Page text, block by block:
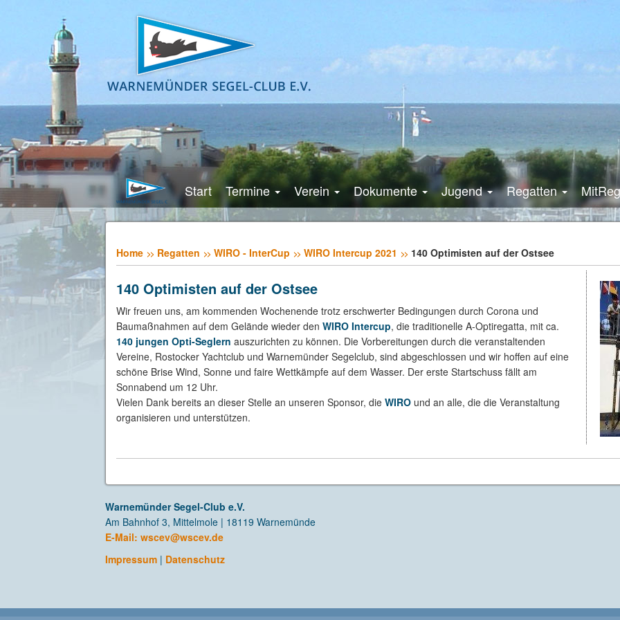
Start Termine Verein Dokumente Jugend Regatten
Home Regatten WIRO - InterCup WIRO Intercup 2021 140 Optimisten auf der Ostsee
140 Optimisten auf der Ostsee
Wir freuen uns, am kommenden Wochenende trotz erschwerter Bedingungen durch Corona und
Baumaßnahmen auf dem Gelände wieder den WIRO Intercup, die traditionelle A-Optiregatta, mit ca.
140 jungen Opti-Seglern auszurichten zu können. Die Vorbereitungen durch die veranstaltenden
Vereine, Rostocker Yachtclub und Warnemünder Segelclub, sind abgeschlossen und wir hoffen auf eine
schöne Brise Wind, Sonne und faire Wettkämpfe auf dem Wasser. Der erste Startschuss fällt am
Sonnabend um 12 Uhr.
Vielen Dank bereits an dieser Stelle an unseren Sponsor, die WIRO und an alle, die die Veranstaltung
organisieren und unterstützen.
Warnemünder Segel-Club e.V.
Am Bahnhof 3, Mittelmole | 18119 Warnemünde
E-Mail: wscev@wscev.de
Impressum | Datenschutz